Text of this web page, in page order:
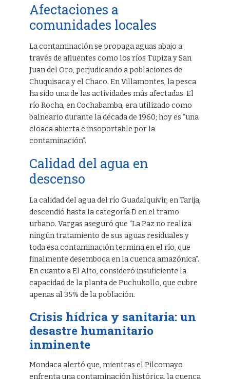
Afectaciones a
comunidades locales
La contaminación se propaga aguas abajo a
través de afluentes como los ríos Tupiza y San
Juan del Oro, perjudicando a poblaciones de
Chuquisaca y el Chaco. En Villamontes, la pesca
ha sido una de las actividades más afectadas. El
río Rocha, en Cochabamba, era utilizado como
balneario durante la década de 1960; hoy es “una
cloaca abierta e insoportable por la
contaminación”.
Calidad del agua en
descenso
La calidad del agua del río Guadalquivir, en Tarija,
descendió hasta la categoría D en el tramo
urbano. Vargas aseguró que “La Paz no realiza
ningún tratamiento de sus aguas residuales y
toda esa contaminación termina en el río, que
finalmente desemboca en la cuenca amazónica”.
En cuanto a El Alto, consideró insuficiente la
capacidad de la planta de Puchukollo, que cubre
apenas al 35% de la población.
Crisis hídrica y sanitaria: un
desastre humanitario
inminente
Mondaca alertó que, mientras el Pilcomayo
enfrenta una contaminación histórica, la cuenca